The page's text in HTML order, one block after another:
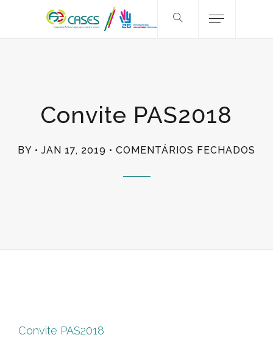
Convite PAS2018
BY JAN 17, 2019 COMENTÁRIOS FECHADOS
Convite PAS2018